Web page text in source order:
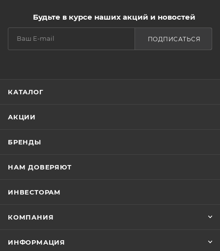
Будьте в курсе наших акций и новостей
ПОДПИСАТЬСЯ
КАТАЛОГ
АКЦИИ
БРЕНДЫ
НАМ ДОВЕРЯЮТ
ИНВЕСТОРАМ
КОМПАНИЯ
ИНФОРМАЦИЯ